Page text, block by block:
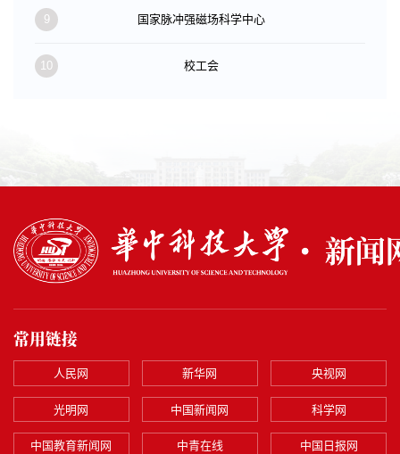
9 国家脉冲强磁场科学中心
10 校工会
常用链接
人民网 新华网 央视网
光明网 中国新闻网 科学网
中国教育新闻网 中青在线 中国日报网